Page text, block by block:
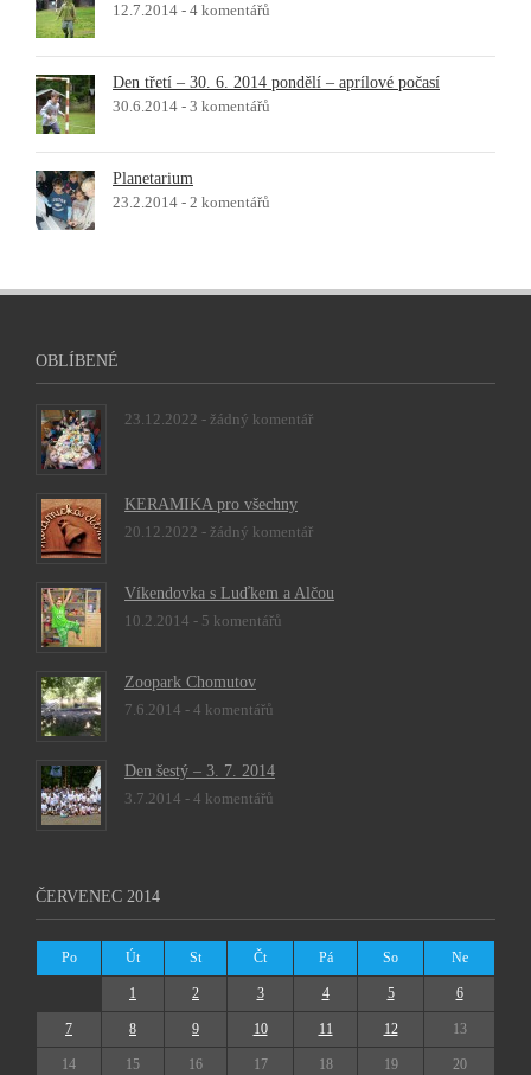
12.7.2014 - 4 komentářů
Den třetí – 30. 6. 2014 pondělí – aprílové počasí
30.6.2014 - 3 komentářů
Planetarium
23.2.2014 - 2 komentářů
OBLÍBENÉ
23.12.2022 - žádný komentář
KERAMIKA pro všechny
20.12.2022 - žádný komentář
Víkendovka s Luďkem a Alčou
10.2.2014 - 5 komentářů
Zoopark Chomutov
7.6.2014 - 4 komentářů
Den šestý – 3. 7. 2014
3.7.2014 - 4 komentářů
ČERVENEC 2014
Po Út St Čt Pá So Ne
1 2 3 4 5 6
7 8 9 10 11 12 13
14 15 16 17 18 19 20